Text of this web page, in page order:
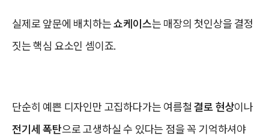
실제로 앞문에 배치하는쇼케이스는 매장의 첫인상을 결정
짓는 핵심 요소인 셈이죠.
단순히 예쁜 디자인만 고집하다가는 여름철결로 현상이나
전기세 폭탄으로 고생하실 수 있다는 점을 꼭 기억하셔야